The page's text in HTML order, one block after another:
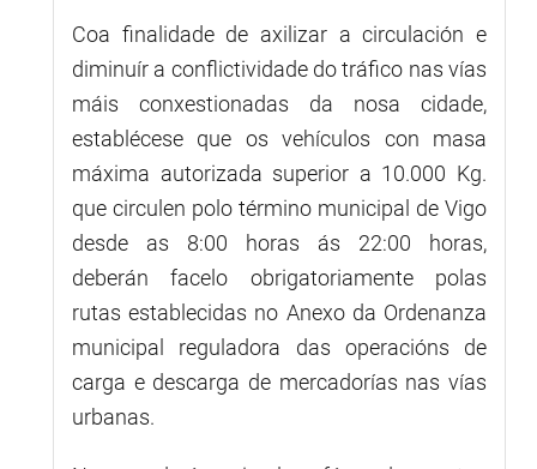
Coa finalidade de axilizar a circulación e
diminuír a conflictividade do tráfico nas vías
máis conxestionadas da nosa cidade,
establécese que os vehículos con masa
máxima autorizada superior a 10.000 Kg.
que circulen polo término municipal de Vigo
desde as 8:00 horas ás 22:00 horas,
deberán facelo obrigatoriamente polas
rutas establecidas no Anexo da Ordenanza
municipal reguladora das operacións de
carga e descarga de mercadorías nas vías
urbanas.